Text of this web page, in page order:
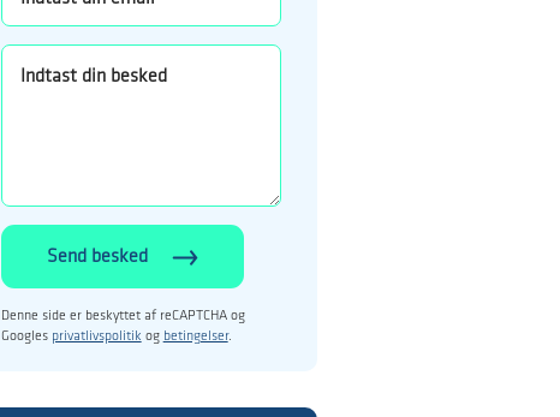
Send besked
Denne side er beskyttet af reCAPTCHA og
Googles privatlivspolitik og betingelser.